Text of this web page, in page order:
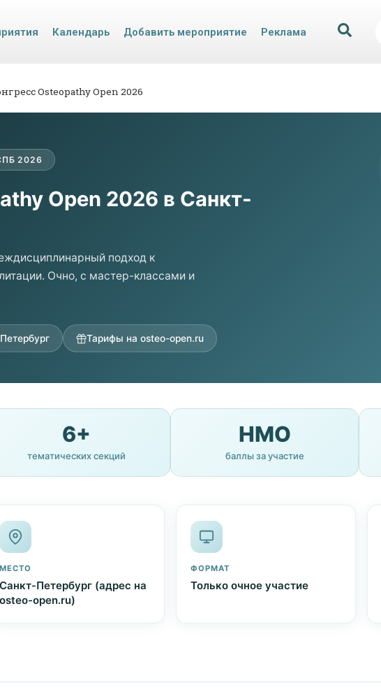
Календарь Добавить мероприятие Реклама
Osteopathy Open 2026
2026
Open 2026 в Санкт-
подход к
Очно, с мастер-классами и
Тарифы на osteo-open.ru
6+
тематических секций
НМО
баллы за участие
МЕСТО
Санкт-Петербург (адрес на
osteo-open.ru)
ФОРМАТ
Только очное участие